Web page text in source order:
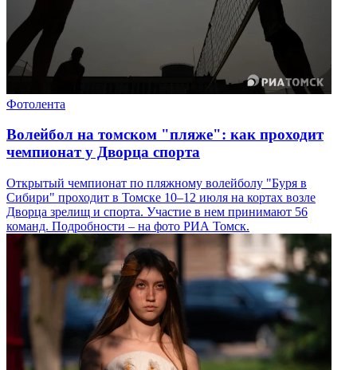
Фотолента
Волейбол на томском "пляже": как проходит
чемпионат у Дворца спорта
Открытый чемпионат по пляжному волейболу "Буря в
Сибири" проходит в Томске 10–12 июля на кортах возле
Дворца зрелищ и спорта. Участие в нем принимают 56
команд. Подробности – на фото РИА Томск.